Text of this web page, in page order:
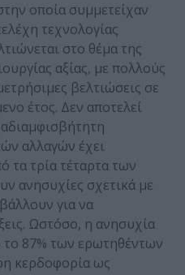
οποία συμμετείχαν
τεχνολογίας
στο θέμα της
αξίας, με πολλούς
βελτιώσεις σε
έτος. Δεν αποτελεί
αλλαγών έχει
τα τρία τέταρτα των
ανησυχίες σχετικά με
για να
Ωστόσο, η ανησυχία
το 87% των ερωτηθέντων
κερδοφορία ως